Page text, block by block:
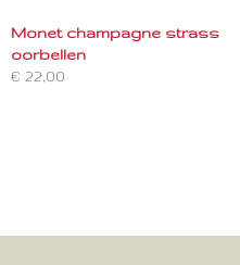
Monet champagne strass
oorbellen
€ 22,00